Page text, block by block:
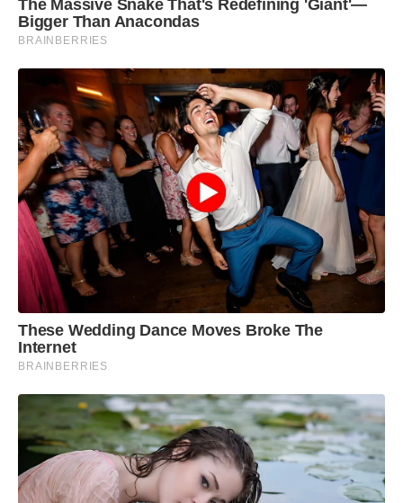
The Massive Snake That's Redefining 'Giant'—
Bigger Than Anacondas
BRAINBERRIES
These Wedding Dance Moves Broke The
Internet
BRAINBERRIES